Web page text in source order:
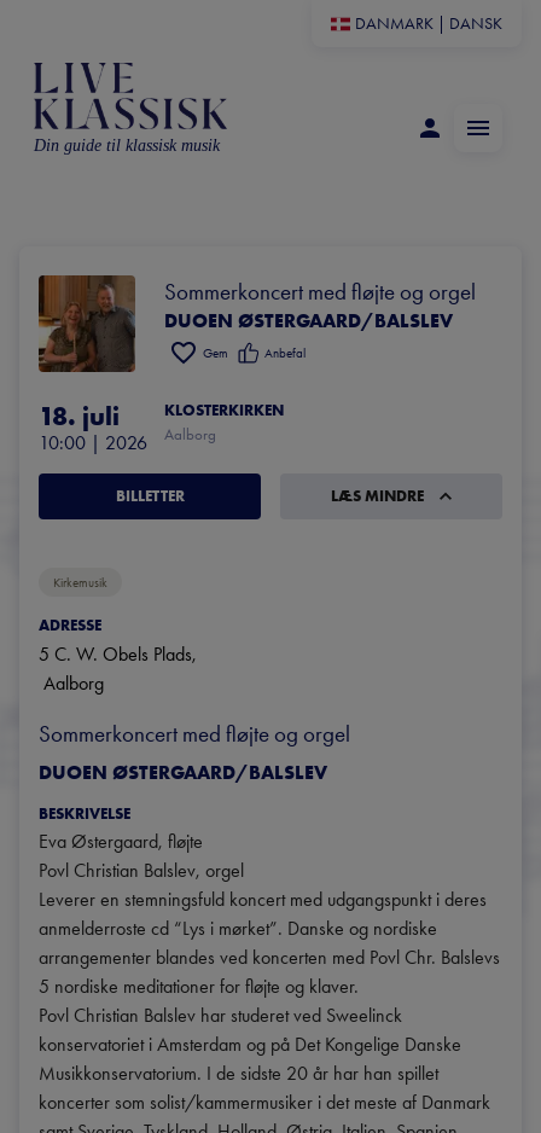
DANMARK DANSK
Din guide til klassisk musik
Sommerkoncert med fløjte og orgel
DUOEN ØSTERGAARD/BALSLEV
Gem Anbefal
18. juli
10:00 | 2026
KLOSTERKIRKEN
Aalborg
BILLETTER LÆS MINDRE
Kirkemusik
ADRESSE
5 C. W. Obels Plads,
Aalborg
Sommerkoncert med fløjte og orgel
DUOEN ØSTERGAARD/BALSLEV
BESKRIVELSE
Eva Østergaard, fløjte
Povl Christian Balslev, orgel
Leverer en stemningsfuld koncert med udgangspunkt i deres
anmelderroste cd “Lys i mørket”. Danske og nordiske
arrangementer blandes ved koncerten med Povl Chr. Balslevs
5 nordiske meditationer for fløjte og klaver.
Povl Christian Balslev har studeret ved Sweelinck
konservatoriet i Amsterdam og på Det Kongelige Danske
Musikkonservatorium. I de sidste 20 år har han spillet
koncerter som solist/kammermusiker i det meste af Danmark